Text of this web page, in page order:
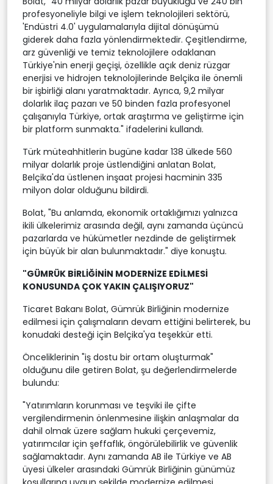
profesyoneliyle bilgi ve işlem teknolojileri sektörü,
'Endüstri 4.0' uygulamalarıyla dijital dönüşümü
giderek daha fazla yönlendirmektedir. Çeşitlendirme,
arz güvenliği ve temiz teknolojilere odaklanan
Türkiye'nin enerji geçişi, özellikle açık deniz rüzgar
enerjisi ve hidrojen teknolojilerinde Belçika ile önemli
bir işbirliği alanı yaratmaktadır. Ayrıca, 9,2 milyar
dolarlık ilaç pazarı ve 50 binden fazla profesyonel
çalışanıyla Türkiye, ortak araştırma ve geliştirme için
bir platform sunmakta." ifadelerini kullandı.
Türk müteahhitlerin bugüne kadar 138 ülkede 560
milyar dolarlık proje üstlendiğini anlatan Bolat,
Belçika'da üstlenen inşaat projesi hacminin 335
milyon dolar olduğunu bildirdi.
Bolat, "Bu anlamda, ekonomik ortaklığımızı yalnızca
ikili ülkelerimiz arasında değil, aynı zamanda üçüncü
pazarlarda ve hükümetler nezdinde de geliştirmek
için büyük bir alan bulunmaktadır." diye konuştu.
"GÜMRÜK BİRLİĞİNİN MODERNİZE EDİLMESİ
KONUSUNDA ÇOK YAKIN ÇALIŞIYORUZ"
Ticaret Bakanı Bolat, Gümrük Birliğinin modernize
edilmesi için çalışmaların devam ettiğini belirterek, bu
konudaki desteği için Belçika'ya teşekkür etti.
Önceliklerinin "iş dostu bir ortam oluşturmak"
olduğunu dile getiren Bolat, şu değerlendirmelerde
bulundu:
"Yatırımların korunması ve teşviki ile çifte
vergilendirmenin önlenmesine ilişkin anlaşmalar da
dahil olmak üzere sağlam hukuki çerçevemiz,
yatırımcılar için şeffaflık, öngörülebilirlik ve güvenlik
sağlamaktadır. Aynı zamanda AB ile Türkiye ve AB
üyesi ülkeler arasındaki Gümrük Birliğinin günümüz